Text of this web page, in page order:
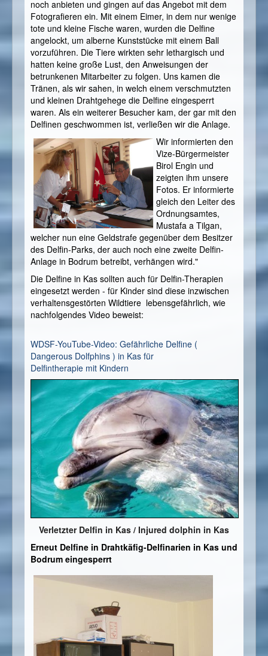
noch anbieten und gingen auf das Angebot mit dem
Fotografieren ein. Mit einem Eimer, in dem nur wenige
tote und kleine Fische waren, wurden die Delfine
angelockt, um alberne Kunststücke mit einem Ball
vorzuführen. Die Tiere wirkten sehr lethargisch und
hatten keine große Lust, den Anweisungen der
betrunkenen Mitarbeiter zu folgen. Uns kamen die
Tränen, als wir sahen, in welch einem verschmutzten
und kleinen Drahtgehege die Delfine eingesperrt
waren. Als ein weiterer Besucher kam, der gar mit den
Delfinen geschwommen ist, verließen wir die Anlage.
Wir informierten den
Vize-Bürgermeister
Birol Engin und
zeigten ihm unsere
Fotos. Er informierte
gleich den Leiter des
Ordnungsamtes,
Mustafa a Tilgan,
welcher nun eine Geldstrafe gegenüber dem Besitzer
des Delfin-Parks, der auch noch eine zweite Delfin-
Anlage in Bodrum betreibt, verhängen wird."
Die Delfine in Kas sollten auch für Delfin-Therapien
eingesetzt werden - für Kinder sind diese inzwischen
verhaltensgestörten Wildtiere lebensgefährlich, wie
nachfolgendes Video beweist:
WDSF-YouTube-Video: Gefährliche Delfine (
Dangerous Dolfphins ) in Kas für
Delfintherapie mit Kindern
Verletzter Delfin in Kas / Injured dolphin in Kas
Erneut Delfine in Drahtkäfig-Delfinarien in Kas und
Bodrum eingesperrt